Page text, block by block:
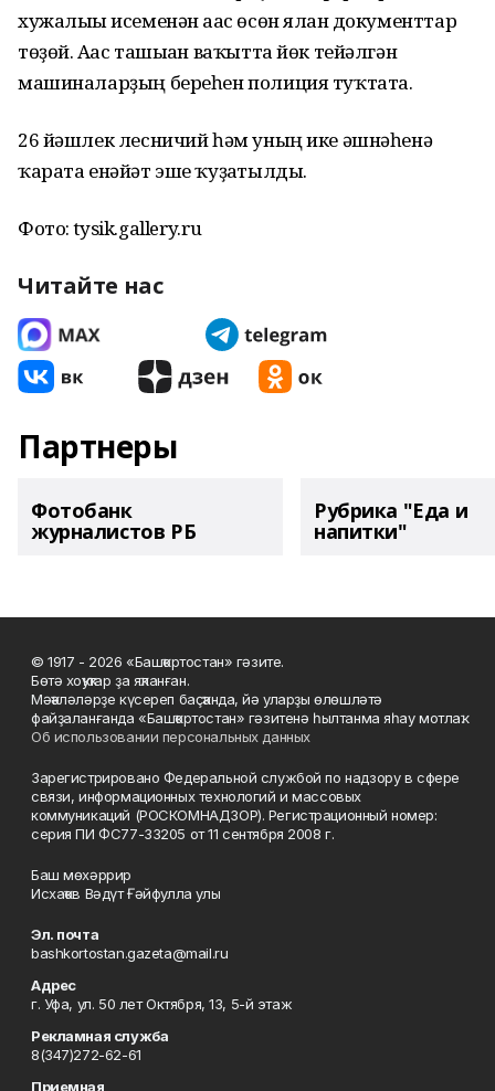
хужалығы исеменән ағас өсөн ялған документтар
төҙөй. Ағас ташыған ваҡытта йөк тейәлгән
машиналарҙың береһен полиция туҡтата.
26 йәшлек лесничий һәм уның ике әшнәһенә
ҡарата енәйәт эше ҡуҙғатылды.
Фото: tysik.gallery.ru
Читайте нас
Партнеры
Фотобанк
журналистов РБ
Рубрика "Еда и
напитки"
© 1917 - 2026 «Башҡортостан» гәзите.
Бөтә хоҡуҡтар ҙа яҡланған.
Мәҡәләләрҙе күсереп баҫҡанда, йә уларҙы өлөшләтә
файҙаланғанда «Башҡортостан» гәзитенә һылтанма яһау мотлаҡ.
Об использовании персональных данных
Зарегистрировано Федеральной службой по надзору в сфере
связи, информационных технологий и массовых
коммуникаций (РОСКОМНАДЗОР). Регистрационный номер:
серия ПИ ФС77-33205 от 11 сентября 2008 г.
Баш мөхәррир
Исхаҡов Вәдүт Ғәйфулла улы
Эл. почта
bashkortostan.gazeta@mail.ru
Адрес
г. Уфа, ул. 50 лет Октября, 13, 5-й этаж
Рекламная служба
8(347)272-62-61
Приемная